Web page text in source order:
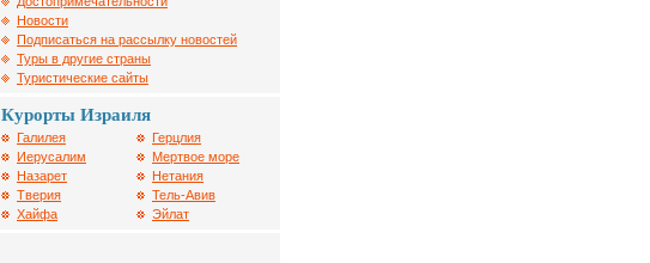
Новости
Подписаться на рассылку новостей
Туры в другие страны
Туристические сайты
Курорты Израиля
Галилея
Иерусалим
Назарет
Тверия
Хайфа
Герцлия
Мертвое море
Нетания
Тель-Авив
Эйлат